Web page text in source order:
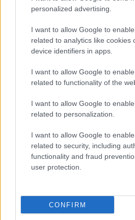
personalized advertising.
I want to allow Google to
related to analytics like cookies
device identifiers in apps.
I want to allow Google to
related to functionality of the
I want to allow Google to
related to personalization.
I want to allow Google to
related to security, including
functionality and fraud
user protection.
CONFIRM
Ez a beirás elég laposra
Vannak kijelentések melyeket
szerzö hanem teljes
közösséget megtagadó
manipulál, persze tudatlanul.
Kár érte.
15 éve
Sajnálom, hogy itt is terjed az a
amely szerint a 68-as baloldal
olaszországi FORRÓ ŐSZ
mexikói mozgalmak